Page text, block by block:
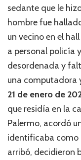
sedante que le
hombre fue
un vecino en el
a personal policía
desordenada y
una computadora
21 de enero de
que residía en la
Palermo, acordó
identificaba como
arribó, decidieron